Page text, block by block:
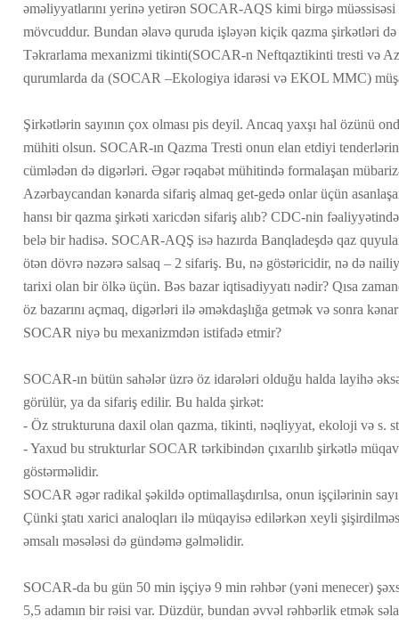
əməliyyatlarını yerinə yetirən SOCAR-AQS kimi birgə
mövcuddur. Bundan əlavə quruda işləyən kiçik qazma şirkətləri
Təkrarlama mexanizmi tikinti(SOCAR-n Neftqaztikinti tresti və
qurumlarda da (SOCAR –Ekologiya idarəsi və EKOL MMC)
Şirkətlərin sayının çox olması pis deyil. Ancaq yaxşı hal özünü
mühiti olsun. SOCAR-ın Qazma Tresti onun elan etdiyi
cümlədən də digərləri. Əgər rəqabət mühitində formalaşan
Azərbaycandan kənarda sifariş almaq get-gedə onlar üçün
hansı bir qazma şirkəti xaricdən sifariş alıb? CDC-nin
belə bir hadisə. SOCAR-AQŞ isə hazırda Banqladeşdə qaz
ötən dövrə nəzərə salsaq – 2 sifariş. Bu, nə göstəricidir, nə də
tarixi olan bir ölkə üçün. Bəs bazar iqtisadiyyatı nədir? Qısa
öz bazarını açmaq, digərləri ilə əməkdaşlığa getmək və sonra
SOCAR niyə bu mexanizmdən istifadə etmir?
SOCAR-ın bütün sahələr üzrə öz idarələri olduğu halda layihə
görülür, ya da sifariş edilir. Bu halda şirkət:
- Öz strukturuna daxil olan qazma, tikinti, nəqliyyat, ekoloji və s.
- Yaxud bu strukturlar SOCAR tərkibindən çıxarılıb şirkətlə
göstərməlidir.
SOCAR əgər radikal şəkildə optimallaşdırılsa, onun işçilərinin
Çünki ştatı xarici analoqları ilə müqayisə edilərkən xeyli
əmsalı məsələsi də gündəmə gəlməlidir.
SOCAR-da bu gün 50 min işçiyə 9 min rəhbər (yəni menecer)
5,5 adamın bir rəisi var. Düzdür, bundan əvvəl rəhbərlik etmək